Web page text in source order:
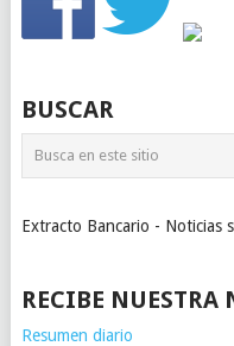
BUSCAR
Extracto Bancario - Noticias
RECIBE NUESTRA
Resumen diario